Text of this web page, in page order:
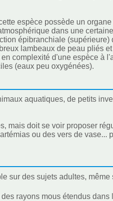
espèce possède un
dans une
épibranchiale
lambeaux de peau pliés
complexité d'une espèce à
(eaux peu oxygénées).
aquatiques, de petits
mais doit se voir proposer
ou des vers de vase...
sur des sujets adultes,
rayons mous étendus